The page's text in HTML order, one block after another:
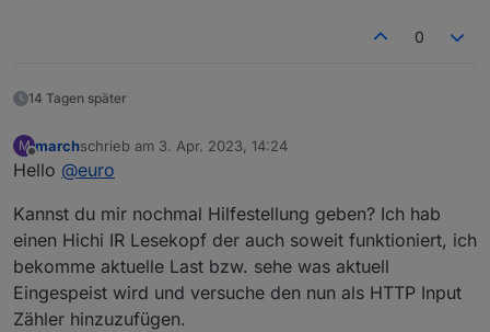
0
14 Tagen später
M
Offline
marchschrieb am 3. Apr. 2023, 14:24
zuletzt editiert von
Hello @euro
Kannst du mir nochmal Hilfestellung geben? Ich hab
einen Hichi IR Lesekopf der auch soweit funktioniert, ich
bekomme aktuelle Last bzw. sehe was aktuell
Eingespeist wird und versuche den nun als HTTP Input
Zähler hinzuzufügen.